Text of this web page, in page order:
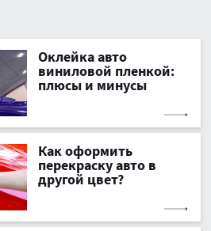
Оклейка авто
виниловой пленкой:
плюсы и минусы
Как оформить
перекраску авто в
другой цвет?